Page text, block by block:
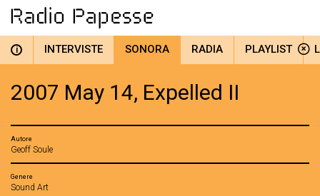
i INTERVISTE SONORA RADIA PLAYLIST
2007 May 14, Expelled II
Autore
Geoff Soule
Genere
Sound Art